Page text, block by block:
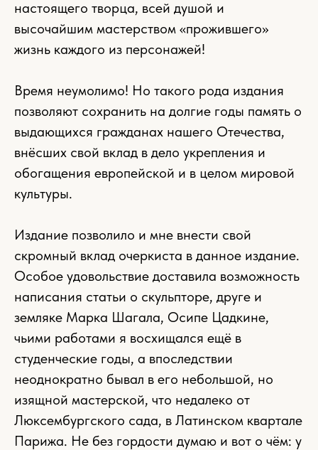
настоящего творца, всей душой и
высочайшим мастерством «прожившего»
жизнь каждого из персонажей!
Время неумолимо! Но такого рода издания
позволяют сохранить на долгие годы память о
выдающихся гражданах нашего Отечества,
внёсших свой вклад в дело укрепления и
обогащения европейской и в целом мировой
культуры.
Издание позволило и мне внести свой
скромный вклад очеркиста в данное издание.
Особое удовольствие доставила возможность
написания статьи о скульпторе, друге и
земляке Марка Шагала, Осипе Цадкине,
чьими работами я восхищался ещё в
студенческие годы, а впоследствии
неоднократно бывал в его небольшой, но
изящной мастерской, что недалеко от
Люксембургского сада, в Латинском квартале
Парижа. Не без гордости думаю и вот о чём: у